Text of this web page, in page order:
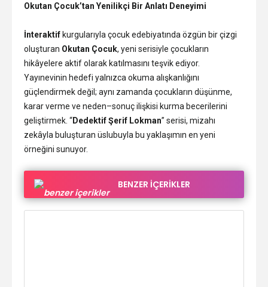
Okutan Çocuk’tan Yenilikçi Bir Anlatı Deneyimi
İnteraktif kurgularıyla çocuk edebiyatında özgün bir çizgi
oluşturan Okutan Çocuk, yeni serisiyle çocukların
hikâyelere aktif olarak katılmasını teşvik ediyor.
Yayınevinin hedefi yalnızca okuma alışkanlığını
güçlendirmek değil; aynı zamanda çocukların düşünme,
karar verme ve neden–sonuç ilişkisi kurma becerilerini
geliştirmek. “Dedektif Şerif Lokman” serisi, mizahı
zekâyla buluşturan üslubuyla bu yaklaşımın en yeni
örneğini sunuyor.
BENZER İÇERİKLER